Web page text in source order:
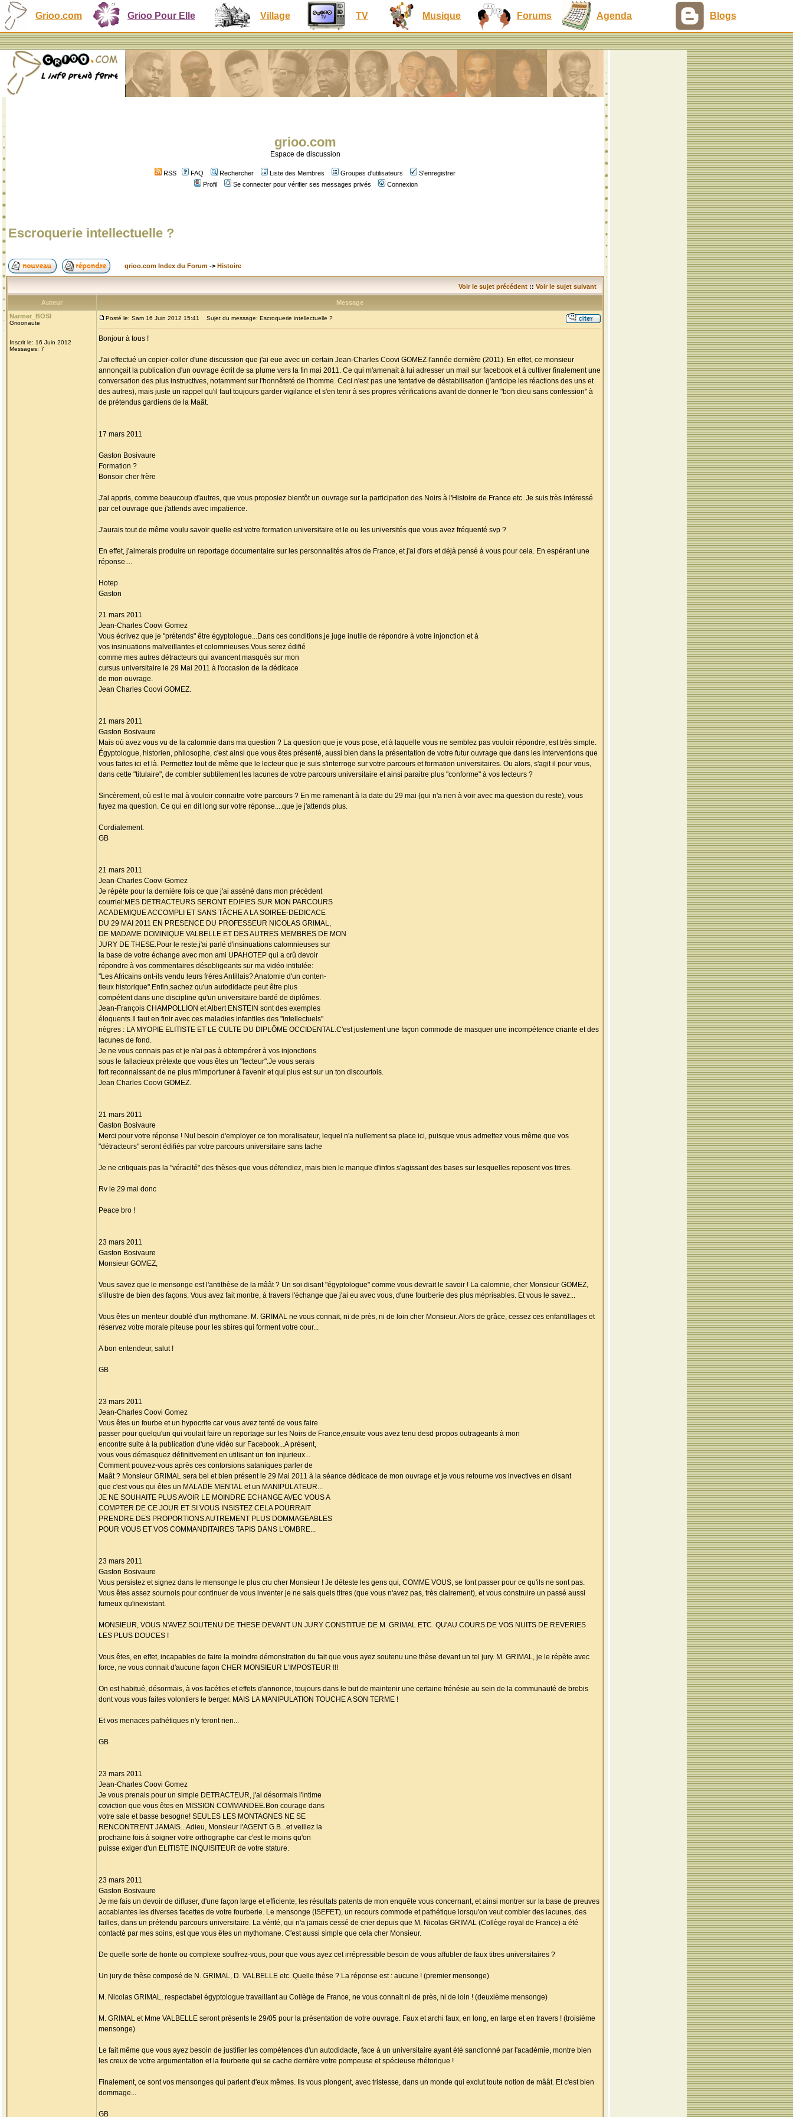
Grioo.com Grioo Pour Elle Village TV Musique Forums Agenda Blogs
grioo.com
Espace de discussion
RSS FAQ Rechercher Liste des Membres Groupes d'utilisateurs
S'enregistrer
Profil
Se connecter pour vérifier ses messages privés Connexion
Escroquerie intellectuelle ?
grioo.com Index du Forum -> Histoire
Voir le sujet précédent :: Voir le sujet suivant
Auteur
Message
Narmer_BOSI
Grioonaute
Inscrit le: 16 Juin 2012
Messages: 7
Posté le: Sam 16 Juin 2012 15:41 Sujet du message: Escroquerie intellectuelle ?
Bonjour à tous !
J'ai effectué un copier-coller d'une discussion que j'ai eue avec un certain Jean-Charles Coovi GOMEZ l'année dernière (2011). En effet, ce monsieur
annonçait la publication d'un ouvrage écrit de sa plume vers la fin mai 2011. Ce qui m'amenait à lui adresser un mail sur facebook et à cultiver finalement une
conversation des plus instructives, notamment sur l'honnêteté de l'homme. Ceci n'est pas une tentative de déstabilisation (j'anticipe les réactions des uns et
des autres), mais juste un rappel qu'il faut toujours garder vigilance et s'en tenir à ses propres vérifications avant de donner le "bon dieu sans confession" à
de prétendus gardiens de la Maât.
17 mars 2011
Gaston Bosivaure
Formation ?
Bonsoir cher frère
J'ai appris, comme beaucoup d'autres, que vous proposiez bientôt un ouvrage sur la participation des Noirs à l'Histoire de France etc. Je suis très intéressé
par cet ouvrage que j'attends avec impatience.
J'aurais tout de même voulu savoir quelle est votre formation universitaire et le ou les universités que vous avez fréquenté svp ?
En effet, j'aimerais produire un reportage documentaire sur les personnalités afros de France, et j'ai d'ors et déjà pensé à vous pour cela. En espérant une
réponse....
Hotep
Gaston
21 mars 2011
Jean-Charles Coovi Gomez
Vous écrivez que je "prétends" être égyptologue...Dans ces conditions,je juge inutile de répondre à votre injonction et à
vos insinuations malveillantes et colomnieuses.Vous serez édifié
comme mes autres détracteurs qui avancent masqués sur mon
cursus universitaire le 29 Mai 2011 à l'occasion de la dédicace
de mon ouvrage.
Jean Charles Coovi GOMEZ.
21 mars 2011
Gaston Bosivaure
Mais où avez vous vu de la calomnie dans ma question ? La question que je vous pose, et à laquelle vous ne semblez pas vouloir répondre, est très simple.
Égyptologue, historien, philosophe, c'est ainsi que vous êtes présenté, aussi bien dans la présentation de votre futur ouvrage que dans les interventions que
vous faites ici et là. Permettez tout de même que le lecteur que je suis s'interroge sur votre parcours et formation universitaires. Ou alors, s'agit il pour vous,
dans cette "titulaire", de combler subtilement les lacunes de votre parcours universitaire et ainsi paraitre plus "conforme" à vos lecteurs ?
Sincèrement, où est le mal à vouloir connaitre votre parcours ? En me ramenant à la date du 29 mai (qui n'a rien à voir avec ma question du reste), vous
fuyez ma question. Ce qui en dit long sur votre réponse....que je j'attends plus.
Cordialement.
GB
21 mars 2011
Jean-Charles Coovi Gomez
Je répète pour la dernière fois ce que j'ai asséné dans mon précédent
courriel:MES DETRACTEURS SERONT EDIFIES SUR MON PARCOURS
ACADEMIQUE ACCOMPLI ET SANS TÂCHE A LA SOIREE-DEDICACE
DU 29 MAI 2011 EN PRESENCE DU PROFESSEUR NICOLAS GRIMAL,
DE MADAME DOMINIQUE VALBELLE ET DES AUTRES MEMBRES DE MON
JURY DE THESE.Pour le reste,j'ai parlé d'insinuations calomnieuses sur
la base de votre échange avec mon ami UPAHOTEP qui a crû devoir
répondre à vos commentaires désobligeants sur ma vidéo intitulée:
"Les Africains ont-ils vendu leurs frères Antillais? Anatomie d'un conten-
tieux historique".Enfin,sachez qu'un autodidacte peut être plus
compétent dans une discipline qu'un universitaire bardé de diplômes.
Jean-François CHAMPOLLION et Albert ENSTEIN sont des exemples
éloquents.Il faut en finir avec ces maladies infantiles des "intellectuels"
nègres : LA MYOPIE ELITISTE ET LE CULTE DU DIPLÔME OCCIDENTAL.C'est justement une façon commode de masquer une incompétence criante et des
lacunes de fond.
Je ne vous connais pas et je n'ai pas à obtempérer à vos injonctions
sous le fallacieux prétexte que vous êtes un "lecteur".Je vous serais
fort reconnaissant de ne plus m'importuner à l'avenir et qui plus est sur un ton discourtois.
Jean Charles Coovi GOMEZ.
21 mars 2011
Gaston Bosivaure
Merci pour votre réponse ! Nul besoin d'employer ce ton moralisateur, lequel n'a nullement sa place ici, puisque vous admettez vous même que vos
"détracteurs" seront édifiés par votre parcours universitaire sans tache
Je ne critiquais pas la "véracité" des thèses que vous défendiez, mais bien le manque d'infos s'agissant des bases sur lesquelles reposent vos titres.
Rv le 29 mai donc
Peace bro !
23 mars 2011
Gaston Bosivaure
Monsieur GOMEZ,
Vous savez que le mensonge est l'antithèse de la mâât ? Un soi disant "égyptologue" comme vous devrait le savoir ! La calomnie, cher Monsieur GOMEZ,
s'illustre de bien des façons. Vous avez fait montre, à travers l'échange que j'ai eu avec vous, d'une fourberie des plus méprisables. Et vous le savez...
Vous êtes un menteur doublé d'un mythomane. M. GRIMAL ne vous connait, ni de près, ni de loin cher Monsieur. Alors de grâce, cessez ces enfantillages et
réservez votre morale piteuse pour les sbires qui forment votre cour...
A bon entendeur, salut !
GB
23 mars 2011
Jean-Charles Coovi Gomez
Vous êtes un fourbe et un hypocrite car vous avez tenté de vous faire
passer pour quelqu'un qui voulait faire un reportage sur les Noirs de France,ensuite vous avez tenu desd propos outrageants à mon
encontre suite à la publication d'une vidéo sur Facebook...A présent,
vous vous démasquez définitivement en utilisant un ton injurieux...
Comment pouvez-vous après ces contorsions sataniques parler de
Maât ? Monsieur GRIMAL sera bel et bien présent le 29 Mai 2011 à la séance dédicace de mon ouvrage et je vous retourne vos invectives en disant
que c'est vous qui êtes un MALADE MENTAL et un MANIPULATEUR...
JE NE SOUHAITE PLUS AVOIR LE MOINDRE ECHANGE AVEC VOUS A
COMPTER DE CE JOUR ET SI VOUS INSISTEZ CELA POURRAIT
PRENDRE DES PROPORTIONS AUTREMENT PLUS DOMMAGEABLES
POUR VOUS ET VOS COMMANDITAIRES TAPIS DANS L'OMBRE...
23 mars 2011
Gaston Bosivaure
Vous persistez et signez dans le mensonge le plus cru cher Monsieur ! Je déteste les gens qui, COMME VOUS, se font passer pour ce qu'ils ne sont pas.
Vous êtes assez sournois pour continuer de vous inventer je ne sais quels titres (que vous n'avez pas, très clairement), et vous construire un passé aussi
fumeux qu'inexistant.
MONSIEUR, VOUS N'AVEZ SOUTENU DE THESE DEVANT UN JURY CONSTITUE DE M. GRIMAL ETC. QU'AU COURS DE VOS NUITS DE REVERIES
LES PLUS DOUCES !
Vous êtes, en effet, incapables de faire la moindre démonstration du fait que vous ayez soutenu une thèse devant un tel jury. M. GRIMAL, je le répète avec
force, ne vous connait d'aucune façon CHER MONSIEUR L'IMPOSTEUR !!!
On est habitué, désormais, à vos facéties et effets d'annonce, toujours dans le but de maintenir une certaine frénésie au sein de la communauté de brebis
dont vous vous faites volontiers le berger. MAIS LA MANIPULATION TOUCHE A SON TERME !
Et vos menaces pathétiques n'y feront rien...
GB
23 mars 2011
Jean-Charles Coovi Gomez
Je vous prenais pour un simple DETRACTEUR, j'ai désormais l'intime
coviction que vous êtes en MISSION COMMANDEE.Bon courage dans
votre sale et basse besogne! SEULES LES MONTAGNES NE SE
RENCONTRENT JAMAIS...Adieu, Monsieur l'AGENT G.B...et veillez la
prochaine fois à soigner votre orthographe car c'est le moins qu'on
puisse exiger d'un ELITISTE INQUISITEUR de votre stature.
23 mars 2011
Gaston Bosivaure
Je me fais un devoir de diffuser, d'une façon large et efficiente, les résultats patents de mon enquête vous concernant, et ainsi montrer sur la base de preuves
accablantes les diverses facettes de votre fourberie. Le mensonge (ISEFET), un recours commode et pathétique lorsqu'on veut combler des lacunes, des
failles, dans un prétendu parcours universitaire. La vérité, qui n'a jamais cessé de crier depuis que M. Nicolas GRIMAL (Collège royal de France) a été
contacté par mes soins, est que vous êtes un mythomane. C'est aussi simple que cela cher Monsieur.
De quelle sorte de honte ou complexe souffrez-vous, pour que vous ayez cet irrépressible besoin de vous affubler de faux titres universitaires ?
Un jury de thèse composé de N. GRIMAL, D. VALBELLE etc. Quelle thèse ? La réponse est : aucune ! (premier mensonge)
M. Nicolas GRIMAL, respectabel égyptologue travaillant au Collège de France, ne vous connait ni de près, ni de loin ! (deuxième mensonge)
M. GRIMAL et Mme VALBELLE seront présents le 29/05 pour la présentation de votre ouvrage. Faux et archi faux, en long, en large et en travers ! (troisième
mensonge)
Le fait même que vous ayez besoin de justifier les compétences d'un autodidacte, face à un universitaire ayant été sanctionné par l'académie, montre bien
les creux de votre argumentation et la fourberie qui se cache derrière votre pompeuse et spécieuse rhétorique !
Finalement, ce sont vos mensonges qui parlent d'eux mêmes. Ils vous plongent, avec tristesse, dans un monde qui exclut toute notion de mâât. Et c'est bien
dommage...
GB